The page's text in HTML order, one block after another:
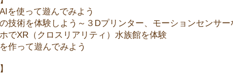
を使って遊んでみよう
の技術を体験しよう～３Dプリンター、モーションセンサー
ホでXR（クロスリアリティ）水族館を体験
作って遊んでみよう